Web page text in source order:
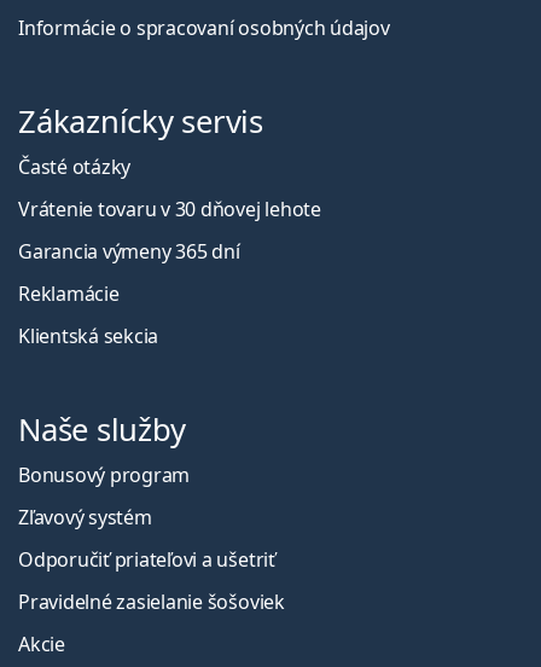
Informácie o spracovaní osobných údajov
Zákaznícky servis
Časté otázky
Vrátenie tovaru v 30 dňovej lehote
Garancia výmeny 365 dní
Reklamácie
Klientská sekcia
Naše služby
Bonusový program
Zľavový systém
Odporučiť priateľovi a ušetriť
Pravidelné zasielanie šošoviek
Akcie